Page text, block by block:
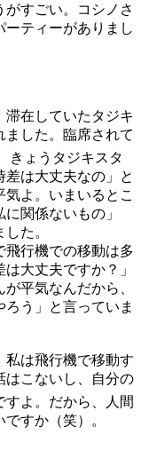
がすごい。コシノさ
ーティーがありまし
在していたタジキ
ました。臨席されて
きょうタジキスタ
は大丈夫なの」と
よ。いまいるとこ
関係ないもの」
た。
飛行機での移動は多
大丈夫ですか？」
平気なんだから、
う」と言っていま
は飛行機で移動す
はこないし、自分の
よ。だから、人間
すか（笑）。